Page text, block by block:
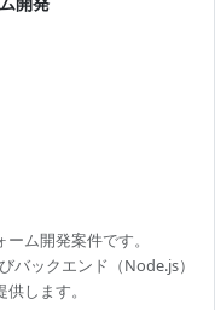
ム開発案件です。
バックエンド（Node.js）
します。